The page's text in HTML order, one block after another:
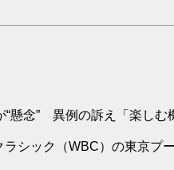
懸念” 異例の訴え「楽しむ
シック（WBC）の東京プ